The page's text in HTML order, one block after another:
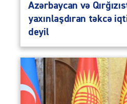
Azərbaycan və
yaxınlaşdıran təkcə
deyil